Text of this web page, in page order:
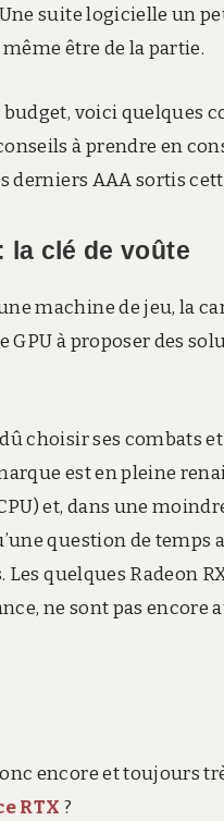
suite logicielle un
être de la partie.
voici quelques
à prendre en
derniers AAA sortis
la clé de voûte
machine de jeu, la
GPU à proposer des
choisir ses combats
est en pleine
et, dans une
question de
Les quelques Radeon
ne sont pas encore
encore et toujours
RTX ?